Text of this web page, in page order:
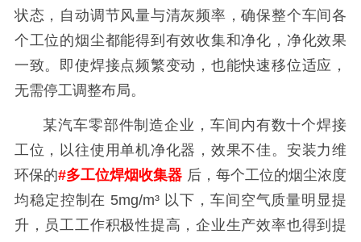
状态，自动调节风量与清灰频率，确保整个车间各
个工位的烟尘都能得到有效收集和净化，净化效果
一致。即使焊接点频繁变动，也能快速移位适应，
无需停工调整布局。
某汽车零部件制造企业，车间内有数十个焊接
工位，以往使用单机净化器，效果不佳。安装力维
环保的#多工位焊烟收集器 后，每个工位的烟尘浓度
均稳定控制在 5mg/m³ 以下，车间空气质量明显提
升，员工工作积极性提高，企业生产效率也得到提